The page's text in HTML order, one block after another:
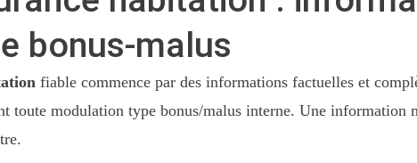
bonus-malus
fiable commence par des informations factuelles et
toute modulation type bonus/malus interne. Une